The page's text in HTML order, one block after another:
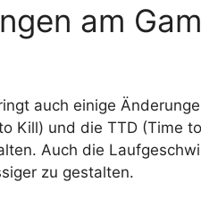
am
auch einige
Kill) und die TTD (Time
Auch die
zu gestalten.